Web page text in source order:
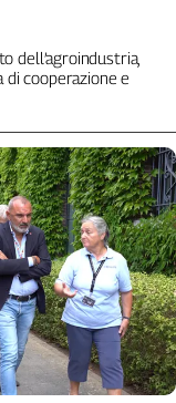
dell’agroindustria,
di cooperazione e